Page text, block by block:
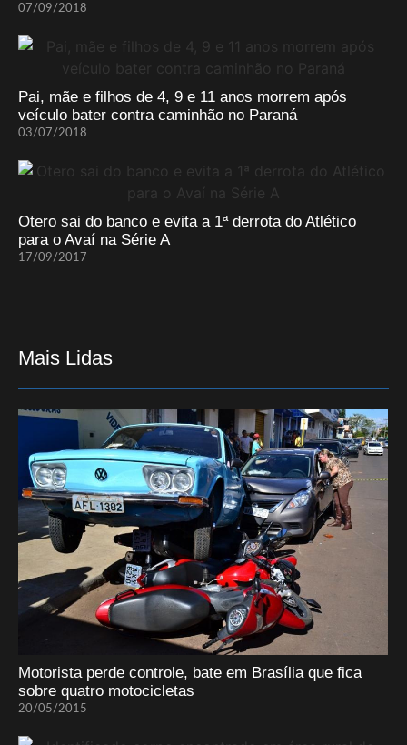
07/09/2018
Pai, mãe e filhos de 4, 9 e 11 anos morrem após
veículo bater contra caminhão no Paraná
03/07/2018
Otero sai do banco e evita a 1ª derrota do Atlético
para o Avaí na Série A
17/09/2017
Mais Lidas
Motorista perde controle, bate em Brasília que fica
sobre quatro motocicletas
20/05/2015